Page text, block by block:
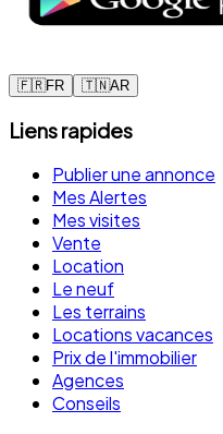
🇫🇷FR 🇹🇳AR
Liens rapides
Publier une annonce
Mes Alertes
Mes visites
Vente
Location
Le neuf
Les terrains
Locations vacances
Prix de l'immobilier
Agences
Conseils